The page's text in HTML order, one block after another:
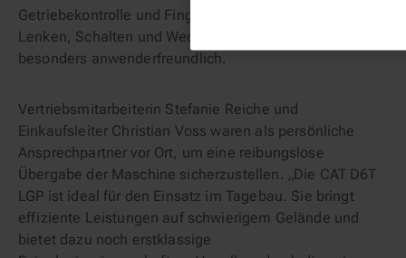
Getriebekontrolle und Fingertipp-Bedienung zum
Lenken, Schalten und Wechseln der Fahrtrichtung
besonders anwenderfreundlich.
Vertriebsmitarbeiterin Stefanie Reiche und
Einkaufsleiter Christian Voss waren als persönliche
Ansprechpartner vor Ort, um eine reibungslose
Übergabe der Maschine sicherzustellen. „Die CAT D6T
LGP ist ideal für den Einsatz im Tagebau. Sie bringt
effiziente Leistungen auf schwierigem Gelände und
bietet dazu noch erstklassige